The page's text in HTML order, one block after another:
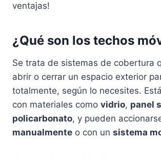
ventajas!
¿Qué son los techos
Se trata de sistemas de cobertura
abrir o cerrar un espacio exterior
totalmente, según lo necesites.
con materiales como vidrio, panel
policarbonato, y pueden
manualmente o con un sistema